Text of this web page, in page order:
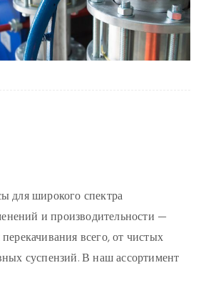
для широкого спектра
и производительности —
всего, от чистых
суспензий. В наш ассортимент